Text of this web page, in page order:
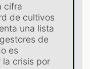
cifra
de cultivos
una lista
de
es
la crisis por